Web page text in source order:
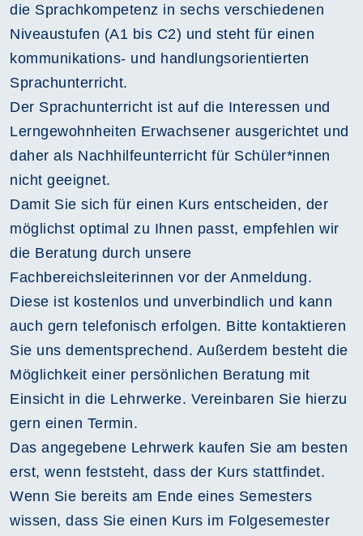
die Sprachkompetenz in sechs verschiedenen
Niveaustufen (A1 bis C2) und steht für einen
kommunikations- und handlungsorientierten
Sprachunterricht.
Der Sprachunterricht ist auf die Interessen und
Lerngewohnheiten Erwachsener ausgerichtet und
daher als Nachhilfeunterricht für Schüler*innen
nicht geeignet.
Damit Sie sich für einen Kurs entscheiden, der
möglichst optimal zu Ihnen passt, empfehlen wir
die Beratung durch unsere
Fachbereichsleiterinnen vor der Anmeldung.
Diese ist kostenlos und unverbindlich und kann
auch gern telefonisch erfolgen. Bitte kontaktieren
Sie uns dementsprechend. Außerdem besteht die
Möglichkeit einer persönlichen Beratung mit
Einsicht in die Lehrwerke. Vereinbaren Sie hierzu
gern einen Termin.
Das angegebene Lehrwerk kaufen Sie am besten
erst, wenn feststeht, dass der Kurs stattfindet.
Wenn Sie bereits am Ende eines Semesters
wissen, dass Sie einen Kurs im Folgesemester